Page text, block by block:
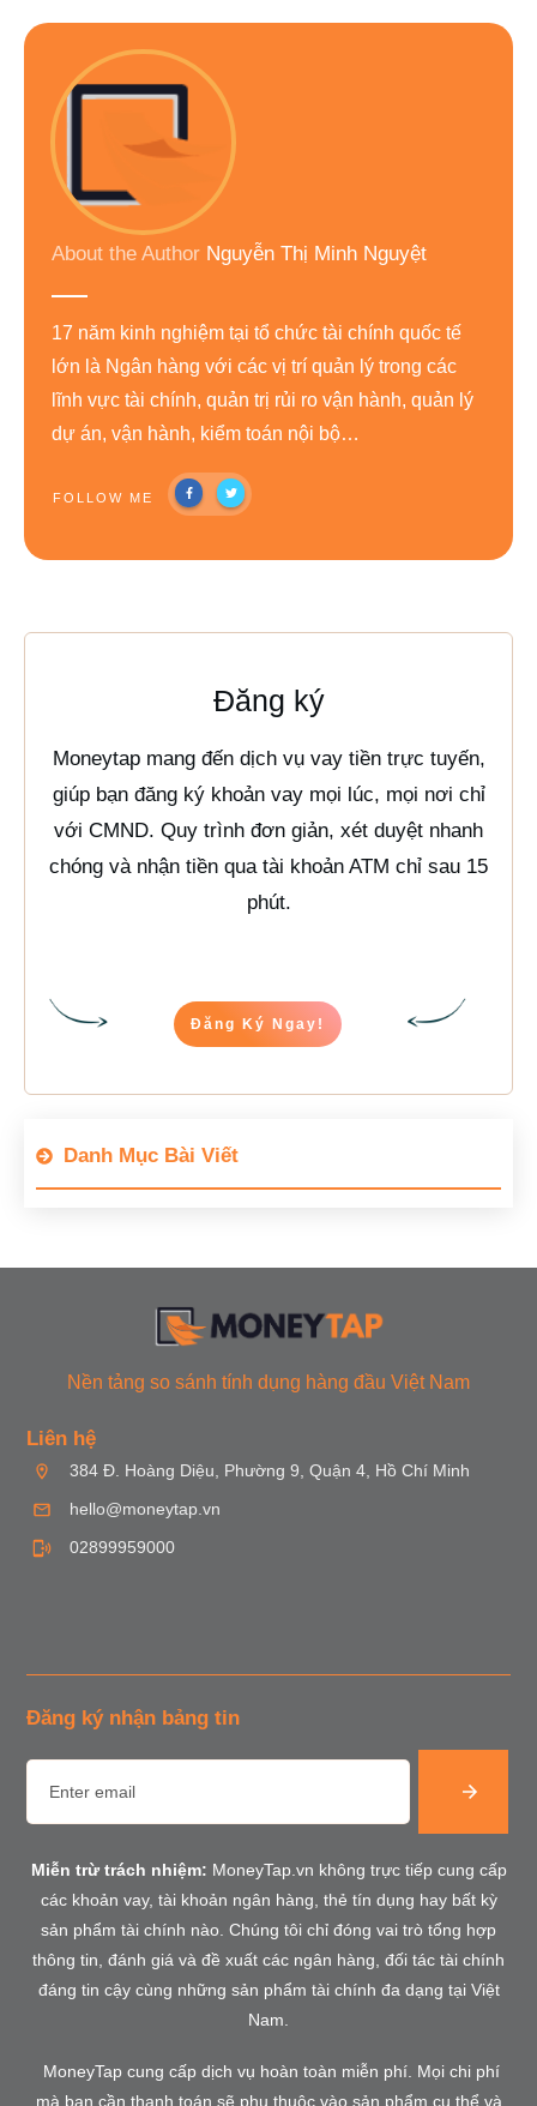
About the Author Nguyễn Thị Minh Nguyệt
17 năm kinh nghiệm tại tổ chức tài chính quốc tế
lớn là Ngân hàng với các vị trí quản lý trong các
lĩnh vực tài chính, quản trị rủi ro vận hành, quản lý
dự án, vận hành, kiểm toán nội bộ…
FOLLOW ME
Đăng ký
Moneytap mang đến dịch vụ vay tiền trực tuyến,
giúp bạn đăng ký khoản vay mọi lúc, mọi nơi chỉ
với CMND. Quy trình đơn giản, xét duyệt nhanh
chóng và nhận tiền qua tài khoản ATM chỉ sau 15
phút.
Đăng Ký Ngay!
Danh Mục Bài Viết
Nền tảng so sánh tính dụng hàng đầu Việt Nam
Liên hệ
384 Đ. Hoàng Diệu, Phường 9, Quận 4, Hồ Chí Minh
hello@moneytap.vn
02899959000
Đăng ký nhận bảng tin
Miễn trừ trách nhiệm: MoneyTap.vn không trực tiếp cung cấp
các khoản vay, tài khoản ngân hàng, thẻ tín dụng hay bất kỳ
sản phẩm tài chính nào. Chúng tôi chỉ đóng vai trò tổng hợp
thông tin, đánh giá và đề xuất các ngân hàng, đối tác tài chính
đáng tin cậy cùng những sản phẩm tài chính đa dạng tại Việt
Nam.
MoneyTap cung cấp dịch vụ hoàn toàn miễn phí. Mọi chi phí
mà bạn cần thanh toán sẽ phụ thuộc vào sản phẩm cụ thể và